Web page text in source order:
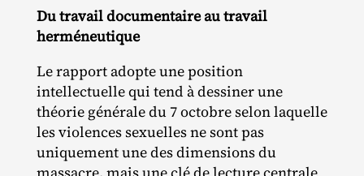
Du travail documentaire au travail
herméneutique
Le rapport adopte une position
intellectuelle qui tend à dessiner une
théorie générale du 7 octobre selon laquelle
les violences sexuelles ne sont pas
uniquement une des dimensions du